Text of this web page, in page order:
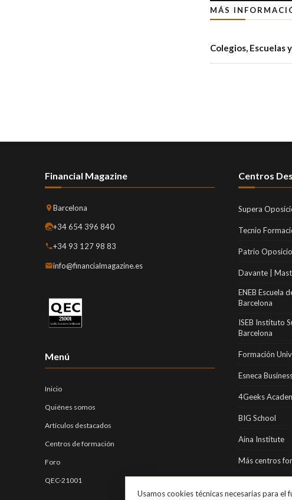
MÁS
Colegios, Escuelas
Financial Magazine
Barcelona
+34 654 396 840
+34 93 127 98 83
info@financialmagazine.es
Menú
Inicio
Quiénes somos
Artículos destacados
Centros de formación
Foro
QEC-21001
Centros
Supera
Tecnio
Patrio
Davante |
ENEB Escuela
Barcelona
ISEB Instituto
Barcelona
Formación
Esneca
4Geeks
BIG School
Aina Institute
Más centros
Usamos cookies técnicas necesarias para